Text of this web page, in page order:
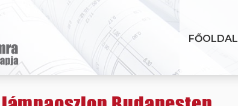
FŐOLDAL